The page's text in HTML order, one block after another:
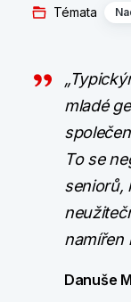
Témata
mladé
To se
seniorů,
namířen
Danuše